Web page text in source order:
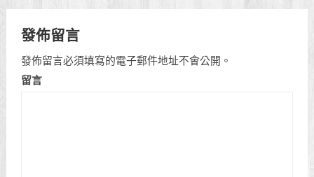
發佈留言
發佈留言必須填寫的電子郵件地址不會公開。
留言